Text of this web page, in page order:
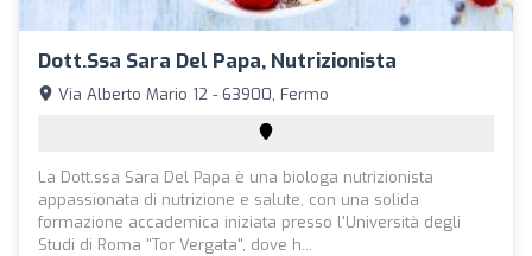
Dott.ssa Sara Del Papa, Nutrizionista
Via Alberto Mario 12 - 63900, Fermo
La Dott.ssa Sara Del Papa è una biologa nutrizionista
appassionata di nutrizione e salute, con una solida
formazione accademica iniziata presso l'Università degli
Studi di Roma "Tor Vergata", dove h...